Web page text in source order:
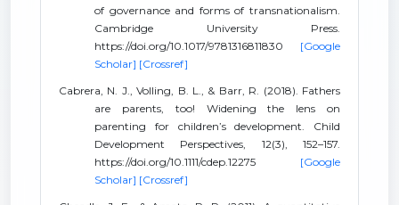
of governance and forms of transnationalism.
Cambridge University Press.
https://doi.org/10.1017/9781316811830 [Google
Scholar] [Crossref]
Cabrera, N. J., Volling, B. L., & Barr, R. (2018). Fathers
are parents, too! Widening the lens on
parenting for children’s development. Child
Development Perspectives, 12(3), 152–157.
https://doi.org/10.1111/cdep.12275 [Google
Scholar] [Crossref]